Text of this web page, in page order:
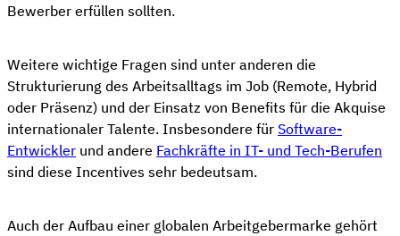
Bewerber erfüllen sollten.
Weitere wichtige Fragen sind unter anderen die
Strukturierung des Arbeitsalltags im Job (Remote, Hybrid
oder Präsenz) und der Einsatz von Benefits für die Akquise
internationaler Talente. Insbesondere für Software-
Entwickler und andere Fachkräfte in IT- und Tech-Berufen
sind diese Incentives sehr bedeutsam.
Auch der Aufbau einer globalen Arbeitgebermarke gehört